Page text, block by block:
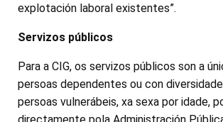
explotación laboral existentes”.
Servizos públicos
Para a CIG, os servizos públicos son a
persoas dependentes ou con
persoas vulnerábeis, xa sexa por idade,